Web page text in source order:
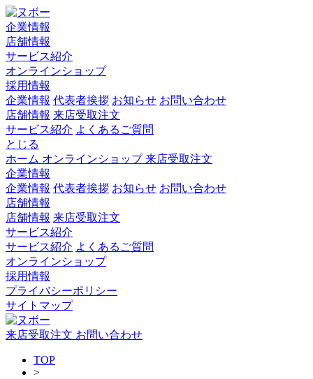
企業情報
店舗情報
サービス紹介
オンラインショップ
採用情報
企業情報 代表者挨拶 お知らせ お問い合わせ
店舗情報 来店受取注文
サービス紹介 よくあるご質問
とじる
ホーム オンラインショップ来店受取注文
企業情報
企業情報 代表者挨拶 お知らせ お問い合わせ
店舗情報
店舗情報 来店受取注文
サービス紹介
サービス紹介 よくあるご質問
オンラインショップ
採用情報
プライバシーポリシー
サイトマップ
来店受取注文 お問い合わせ
TOP
>